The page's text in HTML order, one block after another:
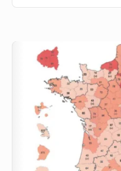
Meurtre
Bayonne
hommes